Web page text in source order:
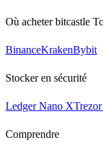
Où acheter bitcastle
BinanceKrakenBybit
Stocker en sécurité
Ledger Nano X
Comprendre